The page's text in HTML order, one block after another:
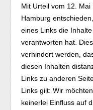
Mit Urteil vom 12.
Hamburg
eines Links die
verantworten hat.
verhindert werden,
diesen Inhalten
Links zu anderen
Links gilt: Wir
keinerlei Einfluss auf